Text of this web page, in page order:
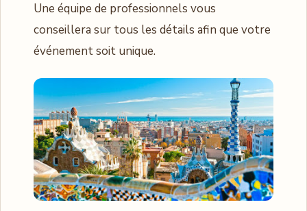
Une équipe de professionnels vous
conseillera sur tous les détails afin que votre
événement soit unique.